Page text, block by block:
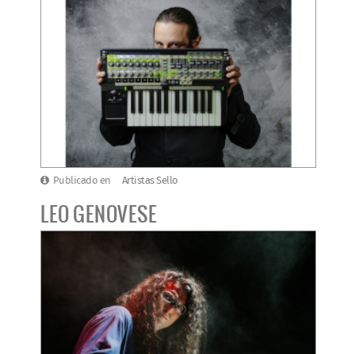
Publicado en Artistas Sello
LEO GENOVESE